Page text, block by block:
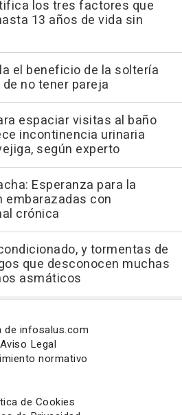
los tres factores que
13 años de vida sin
el beneficio de la soltería
no tener pareja
espaciar visitas al baño
incontinencia urinaria
según experto
Esperanza para la
embarazadas con
crónica
y tormentas de
que desconocen muchas
asmáticos
de infosalus.com
Aviso Legal
normativo
de Cookies